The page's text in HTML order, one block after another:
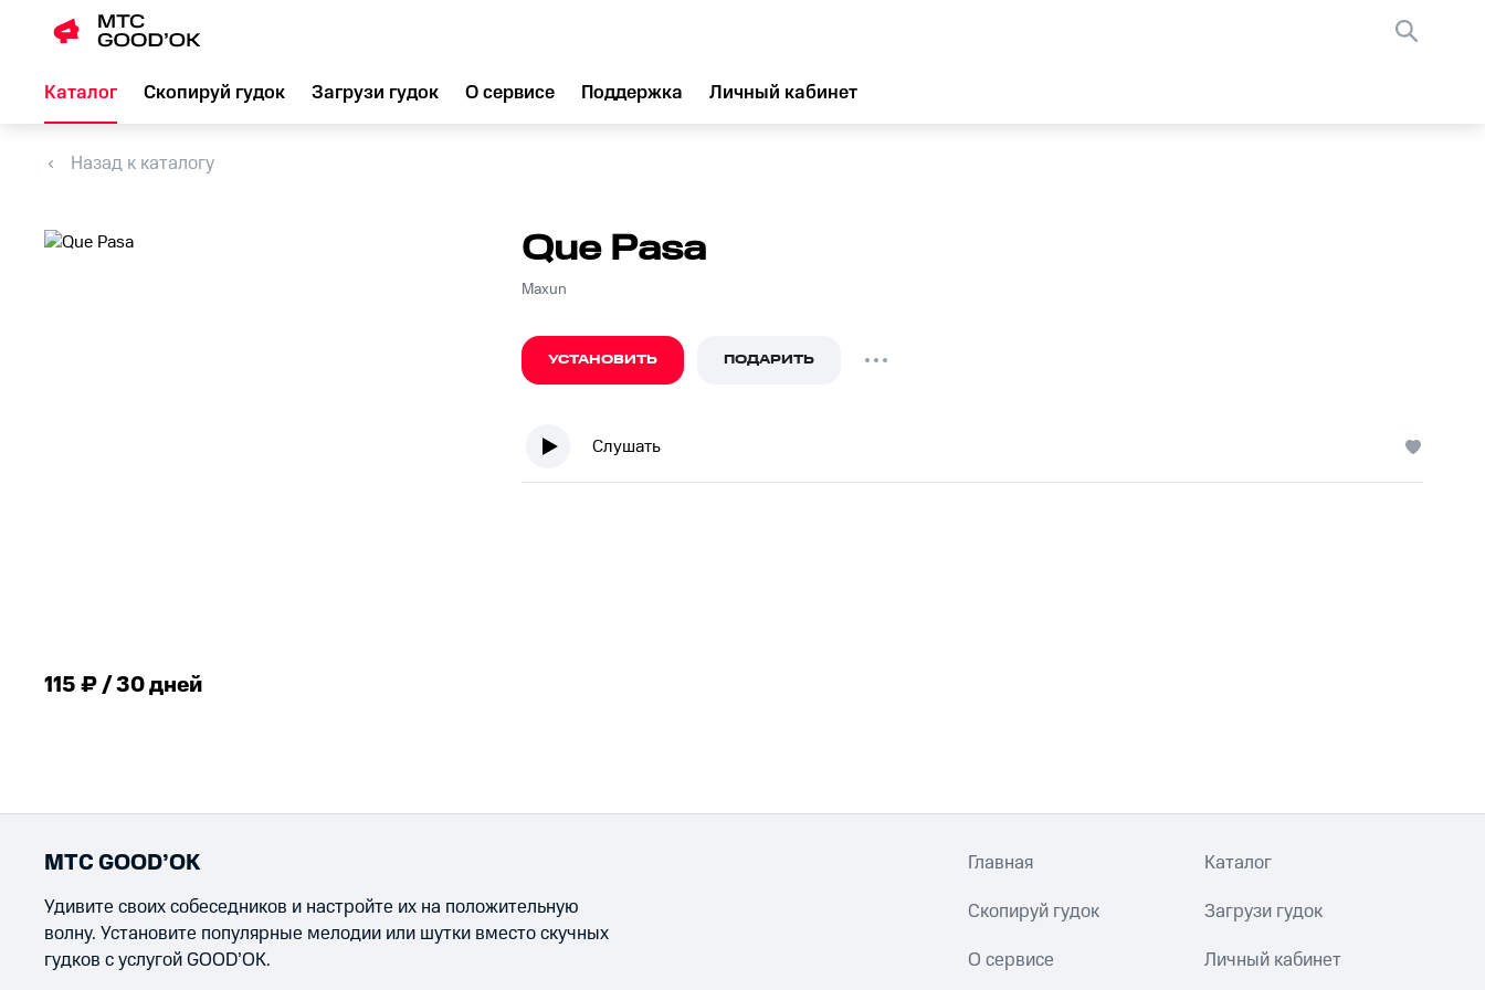
Каталог Скопируй гудок Загрузи гудок О сервисе Поддержка Личный кабинет
Назад к каталогу
115 ₽ / 30 дней
Que Pasa
Maxun
УСТАНОВИТЬ ПОДАРИТЬ
Слушать
МТС GOOD’OK
Удивите своих собеседников и настройте их на положительную
волну. Установите популярные мелодии или шутки вместо скучных
гудков с услугой GOOD’OK.
Главная Каталог
Скопируй гудок Загрузи гудок
О сервисе Личный кабинет